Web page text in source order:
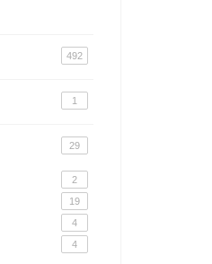
492
1
29
2
19
4
4